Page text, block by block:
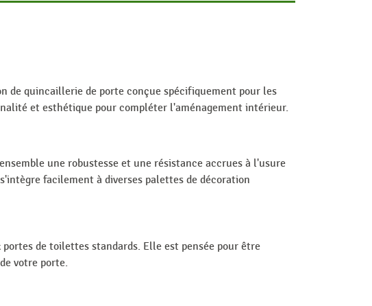
de quincaillerie de porte conçue spécifiquement pour les
et esthétique pour compléter l'aménagement intérieur.
une robustesse et une résistance accrues à l'usure
facilement à diverses palettes de décoration
de toilettes standards. Elle est pensée pour être
votre porte.